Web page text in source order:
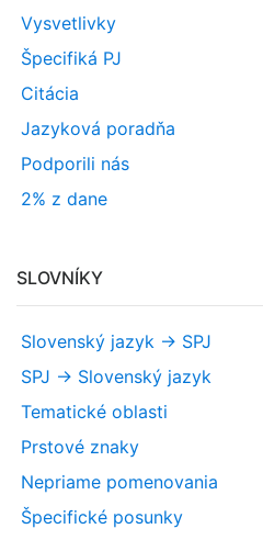
Vysvetlivky
Špecifiká PJ
Citácia
Jazyková poradňa
Podporili nás
2% z dane
SLOVNÍKY
Slovenský jazyk -> SPJ
SPJ -> Slovenský jazyk
Tematické oblasti
Prstové znaky
Nepriame pomenovania
Špecifické posunky